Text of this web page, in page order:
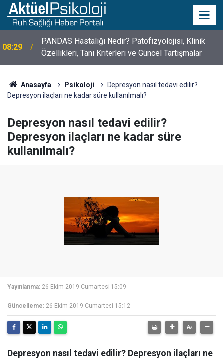
10:30
10 Mayıs Psikologlar Günü Nasıl Ortaya Çıktı? 10
Mayıs Tarihinin Hikayesi
Anasayfa Psikoloji
Depresyon nasıl tedavi edilir?
Depresyon ilaçları ne kadar süre kullanılmalı?
Depresyon nasıl tedavi edilir?
Depresyon ilaçları ne kadar süre
kullanılmalı?
Yayınlanma: 26 Ekim 2019 Cumartesi 15:09
Güncelleme: 26 Ekim 2019 Cumartesi 15:12
Depresyon nasıl tedavi edilir? Depresyon ilaçları ne